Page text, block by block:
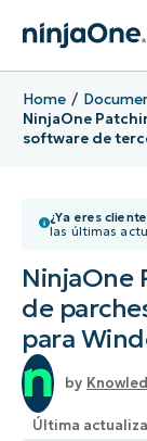
Home
NinjaOne
software de
¿Ya eres
las últimas
NinjaOne
de
para
Última